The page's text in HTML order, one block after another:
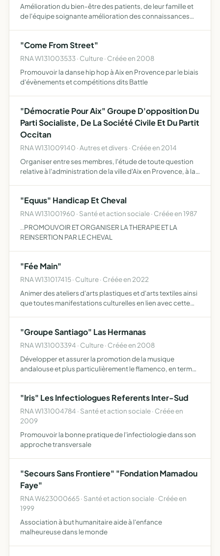
Amélioration du bien-être des patients, de leur famille et
de l'équipe soignante amélioration des connaissances
"Come From Street"
RNA W131003533 · Culture · Créée en 2008
Promouvoir la danse hip hop à Aix en Provence par le biais
d'évènements et compétitions dits Battle
"Démocratie Pour Aix" Groupe D'opposition Du
Parti Socialiste, De La Société Civile Et Du Partit
Occitan
RNA W131009140 · Autres et divers · Créée en 2014
Organiser entre ses membres, l'étude de toute question
relative à l'administration de la ville d'Aix en Provence, à la
"Equus" Handicap Et Cheval
RNA W131001960 · Santé et action sociale · Créée en 1987
..PROMOUVOIR ET ORGANISER LA THERAPIE ET LA
REINSERTION PAR LE CHEVAL
"Fée Main"
RNA W131017415 · Culture · Créée en 2022
Animer des ateliers d'arts plastiques et d'arts textiles ainsi
que toutes manifestations culturelles en lien avec cette
"Groupe Santiago" Las Hermanas
RNA W131003394 · Culture · Créée en 2008
Développer et assurer la promotion de la musique
andalouse et plus particulièrement le flamenco, en terme
etc...)afin…
"Iris" Les Infectiologues Referents Inter-Sud
RNA W131004784 · Santé et action sociale · Créée en
2009
Promouvoir la bonne pratique de l'infectiologie dans son
approche transversale
"Secours Sans Frontiere" "Fondation Mamadou
Faye"
RNA W623000665 · Santé et action sociale · Créée en
1999
Association à but humanitaire aide à l'enfance
malheureuse dans le monde